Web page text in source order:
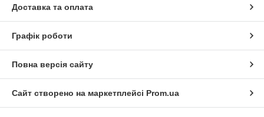
Доставка та оплата
Графік роботи
Повна версія сайту
Сайт створено на маркетплейсі Prom.ua